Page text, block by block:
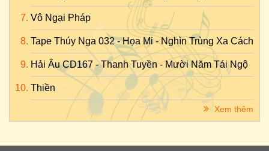
Vô Ngại Pháp
Tape Thúy Nga 032 - Họa Mi - Nghìn Trùng Xa Cách
Hải Âu CD167 - Thanh Tuyền - Mười Năm Tái Ngộ
Thiền
Xem thêm